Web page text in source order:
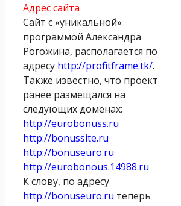
Адрес сайта
Сайт с «уникальной»
программой Александра
Рогожина, располагается по
адресу http://profitframe.tk/.
Также известно, что проект
ранее размещался на
следующих доменах:
http://eurobonuss.ru
http://bonussite.ru
http://bonuseuro.ru
http://eurobonous.14988.ru
К слову, по адресу
http://bonuseuro.ru теперь